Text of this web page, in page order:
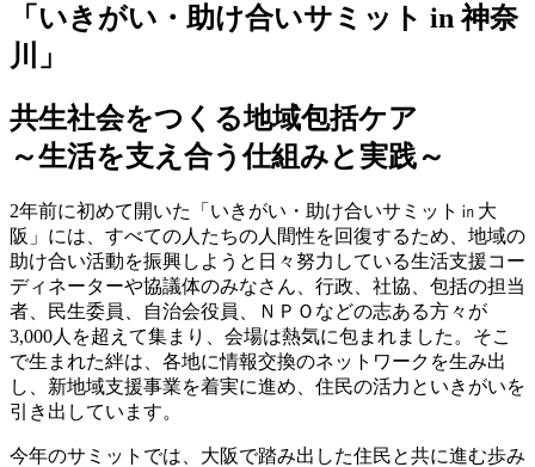
「いきがい・助け合いサミット in 神奈
川」
共生社会をつくる地域包括ケア
～生活を支え合う仕組みと実践～
2年前に初めて開いた「いきがい・助け合いサミット㏌大
阪」には、すべての人たちの人間性を回復するため、地域の
助け合い活動を振興しようと日々努力している生活支援コー
ディネーターや協議体のみなさん、行政、社協、包括の担当
者、民生委員、自治会役員、ＮＰＯなどの志ある方々が
3,000人を超えて集まり、会場は熱気に包まれました。そこ
で生まれた絆は、各地に情報交換のネットワークを生み出
し、新地域支援事業を着実に進め、住民の活力といきがいを
引き出しています。
今年のサミットでは、大阪で踏み出した住民と共に進む歩み